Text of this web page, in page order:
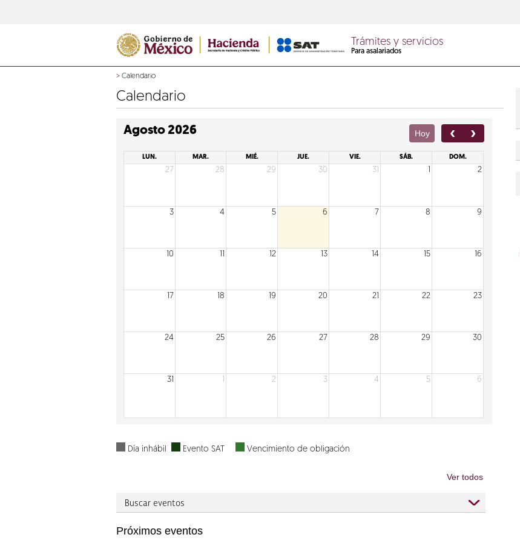
Trámites y servicios
Para asalariados
> Calendario
Calendario
Agosto 2026 Hoy
LUN. MAR. MIÉ. JUE. VIE. SÁB. DOM.
27 28 29 30 31 1 2
3 4 5 6 7 8 9
10 11 12 13 14 15 16
17 18 19 20 21 22 23
24 25 26 27 28 29 30
31 1 2 3 4 5 6
Día inhábil Evento SAT Vencimiento de obligación
Ver todos
Buscar eventos
Próximos eventos